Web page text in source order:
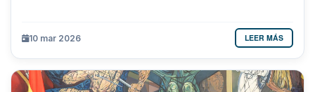
10 mar 2026 LEER MÁS